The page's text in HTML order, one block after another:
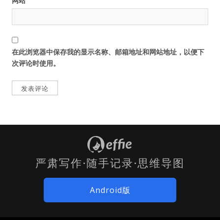
在此浏览器中保存我的显示名称、邮箱地址和网站地址，以便下
次评论时使用。
严肃写作·随手记录·思维导图
Android版